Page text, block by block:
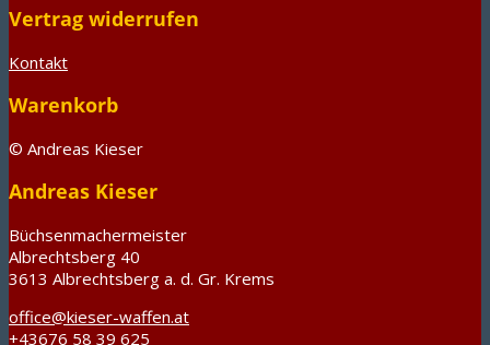
Vertrag widerrufen
Kontakt
Warenkorb
© Andreas Kieser
Andreas Kieser
Büchsenmachermeister
Albrechtsberg 40
3613 Albrechtsberg a. d. Gr. Krems
office@kieser-waffen.at
+43676 58 39 625